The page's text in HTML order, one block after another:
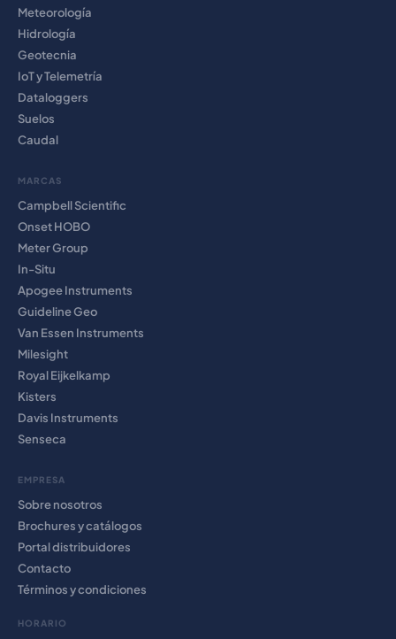
Meteorología
Hidrología
Geotecnia
IoT y Telemetría
Dataloggers
Suelos
Caudal
MARCAS
Campbell Scientific
Onset HOBO
Meter Group
In-Situ
Apogee Instruments
Guideline Geo
Van Essen Instruments
Milesight
Royal Eijkelkamp
Kisters
Davis Instruments
Senseca
EMPRESA
Sobre nosotros
Brochures y catálogos
Portal distribuidores
Contacto
Términos y condiciones
HORARIO